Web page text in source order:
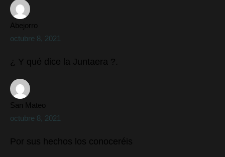
Abejorro
octubre 8, 2021
¿ Y qué dice la Juntaera ?.
San Mateo
octubre 8, 2021
Por sus hechos los conoceréis